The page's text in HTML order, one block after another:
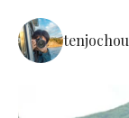
tenjochou